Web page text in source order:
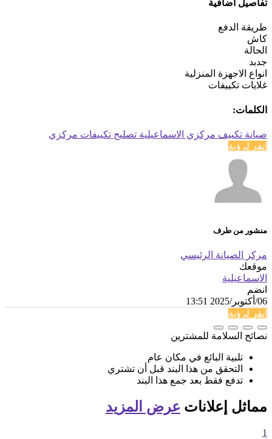
تفاصيل اضافية
طريقة الدفع
كاش
الحالة
جدبد
انواع الاجهزة المنزلية
غلايات تكييفات
الكلمات:
صيانة تكييف مركزي الاسماعيلية تصليح تكييفات مركزي
انقر لرؤية
منشور من طرف
مركز الصيانة الرئيسي
موقعك
الاسماعيلية
انضم
06/أكتوبر/2025 13:51
انقر لرؤية
نصائح السلامة للمشترين
تلبية البائع في مكان عام
التحقق من هذا البند قبل أن تشتري
تدفع فقط بعد جمع هذا البند
مماثل إعلانات عرض المزيد
1